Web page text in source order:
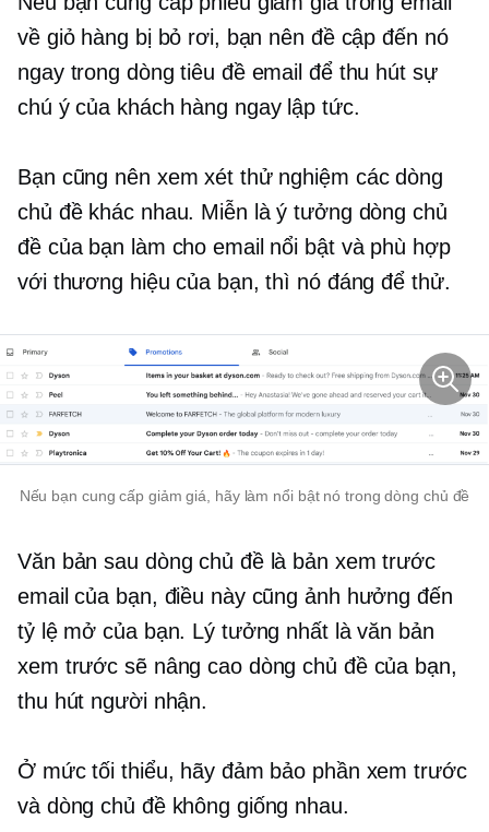
về giỏ hàng bị bỏ rơi, bạn nên đề cập đến nó
ngay trong dòng tiêu đề email để thu hút sự
chú ý của khách hàng ngay lập tức.
Bạn cũng nên xem xét thử nghiệm các dòng
chủ đề khác nhau. Miễn là ý tưởng dòng chủ
đề của bạn làm cho email nổi bật và phù hợp
với thương hiệu của bạn, thì nó đáng để thử.
Nếu bạn cung cấp giảm giá, hãy làm nổi bật nó trong dòng chủ đề
Văn bản sau dòng chủ đề là bản xem trước
email của bạn, điều này cũng ảnh hưởng đến
tỷ lệ mở của bạn. Lý tưởng nhất là văn bản
xem trước sẽ nâng cao dòng chủ đề của bạn,
thu hút người nhận.
Ở mức tối thiểu, hãy đảm bảo phần xem trước
và dòng chủ đề không giống nhau.